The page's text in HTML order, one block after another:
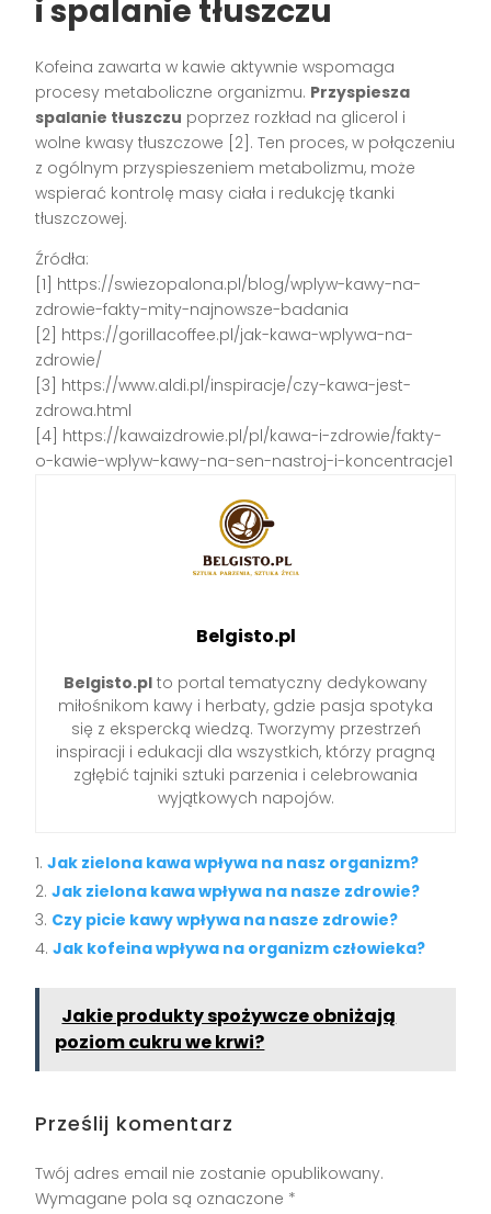
i spalanie tłuszczu
Kofeina zawarta w kawie aktywnie wspomaga
procesy metaboliczne organizmu. Przyspiesza
spalanie tłuszczu poprzez rozkład na glicerol i
wolne kwasy tłuszczowe [2]. Ten proces, w połączeniu
z ogólnym przyspieszeniem metabolizmu, może
wspierać kontrolę masy ciała i redukcję tkanki
tłuszczowej.
Źródła:
[1] https://swiezopalona.pl/blog/wplyw-kawy-na-
zdrowie-fakty-mity-najnowsze-badania
[2] https://gorillacoffee.pl/jak-kawa-wplywa-na-
zdrowie/
[3] https://www.aldi.pl/inspiracje/czy-kawa-jest-
zdrowa.html
[4] https://kawaizdrowie.pl/pl/kawa-i-zdrowie/fakty-
o-kawie-wplyw-kawy-na-sen-nastroj-i-koncentracje1
Belgisto.pl
Belgisto.pl to portal tematyczny dedykowany
miłośnikom kawy i herbaty, gdzie pasja spotyka
się z ekspercką wiedzą. Tworzymy przestrzeń
inspiracji i edukacji dla wszystkich, którzy pragną
zgłębić tajniki sztuki parzenia i celebrowania
wyjątkowych napojów.
Jak zielona kawa wpływa na nasz organizm?
Jak zielona kawa wpływa na nasze zdrowie?
Czy picie kawy wpływa na nasze zdrowie?
Jak kofeina wpływa na organizm człowieka?
Jakie produkty spożywcze obniżają
poziom cukru we krwi?
Prześlij komentarz
Twój adres email nie zostanie opublikowany.
Wymagane pola są oznaczone *